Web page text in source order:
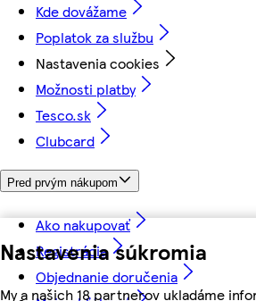
Nastavenia súkromia
My a našich 18 partnerov ukladáme
Kde dovážame
Poplatok za službu
Nastavenia cookies
Možnosti platby
Tesco.sk
Clubcard
Pred prvým nákupom
Ako nakupovať
Registrácia
Objednanie doručenia